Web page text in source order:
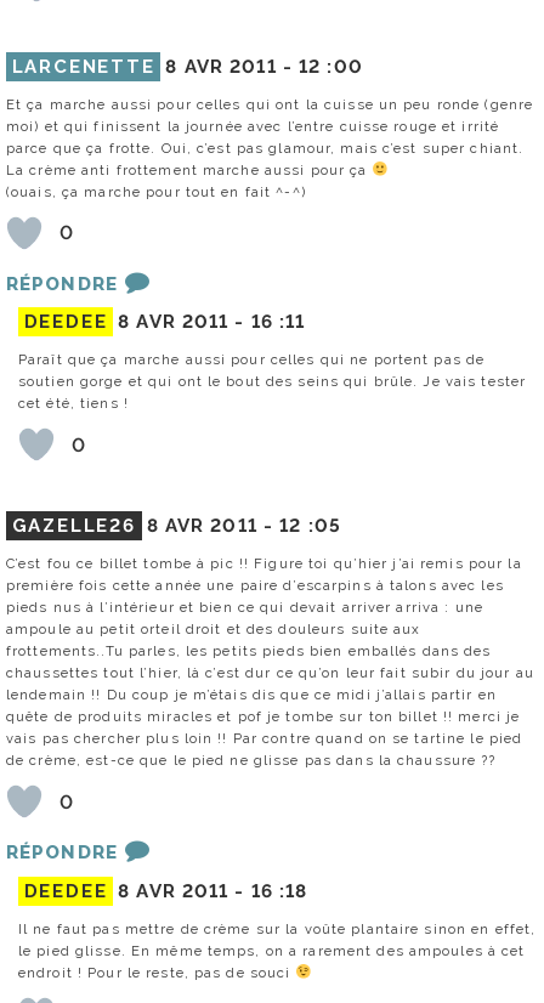
LARCENETTE 8 AVR 2011 -12 :00
Et ça marche aussi pour celles qui ont la cuisse un peu ronde (genre
moi) et qui finissent la journée avec l’entre cuisse rouge et irrité
parce que ça frotte. Oui, c’est pas glamour, mais c’est super chiant.
La crème anti frottement marche aussi pour ça
(ouais, ça marche pour tout en fait ^-^)
0
RÉPONDRE
DEEDEE 8 AVR 2011 - 16 :11
Paraît que ça marche aussi pour celles qui ne portent pas de
soutien gorge et qui ont le bout des seins qui brûle. Je vais tester
cet été, tiens !
0
GAZELLE26 8 AVR 2011 -12 :05
C’est fou ce billet tombe à pic !! Figure toi qu’hier j’ai remis pour la
première fois cette année une paire d’escarpins à talons avec les
pieds nus à l’intérieur et bien ce qui devait arriver arriva : une
ampoule au petit orteil droit et des douleurs suite aux
frottements..Tu parles, les petits pieds bien emballés dans des
chaussettes tout l’hier, là c’est dur ce qu’on leur fait subir du jour au
lendemain !! Du coup je m’étais dis que ce midi j’allais partir en
quête de produits miracles et pof je tombe sur ton billet !! merci je
vais pas chercher plus loin !! Par contre quand on se tartine le pied
de crème, est-ce que le pied ne glisse pas dans la chaussure ??
0
RÉPONDRE
DEEDEE 8 AVR 2011 - 16 :18
Il ne faut pas mettre de crème sur la voûte plantaire sinon en effet,
le pied glisse. En même temps, on a rarement des ampoules à cet
endroit ! Pour le reste, pas de souci